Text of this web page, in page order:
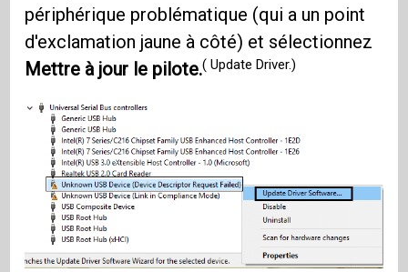
périphérique problématique (qui a un point
d'exclamation jaune à côté) et sélectionnez
Mettre à jour le pilote.( Update Driver.)